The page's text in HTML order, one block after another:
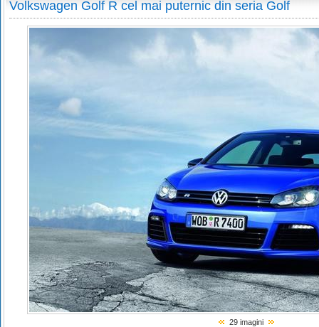
Volkswagen Golf R cel mai puternic din seria Golf
29 imagini